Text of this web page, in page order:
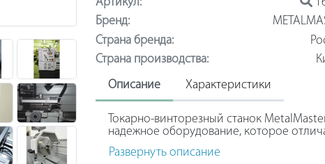
Бренд:
Страна бренда:
Страна производства:
Описание Характеристики
Токарно-винторезный станок
надежное оборудование, которое
управления. Специальная крышка
механических повреждений. Для
Развернуть описание